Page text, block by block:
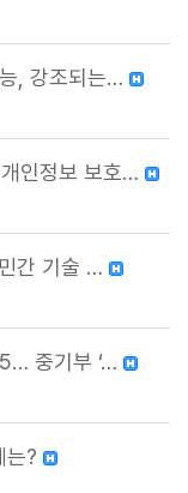
, 강조되는…
인정보 보호…
간 기술 …
중기부 ‘…
는?